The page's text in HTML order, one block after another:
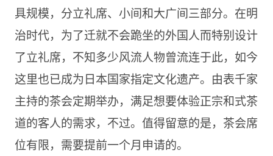
具规模，分立礼席、小间和大广间三部分。在明
治时代，为了迁就不会跪坐的外国人而特别设计
了立礼席，不知多少风流人物曾流连于此，如今
这里也已成为日本国家指定文化遗产。由表千家
主持的茶会定期举办，满足想要体验正宗和式茶
道的客人的需求，不过。值得留意的是，茶会席
位有限，需要提前一个月申请的。